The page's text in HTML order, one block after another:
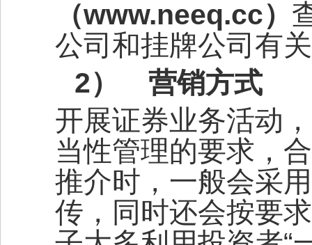
（www.neeq.cc）
公司和挂牌公司有
2）
营销方式
开展证券业务活动
当性管理的要求，
推介时，一般会采
传，同时还会按要